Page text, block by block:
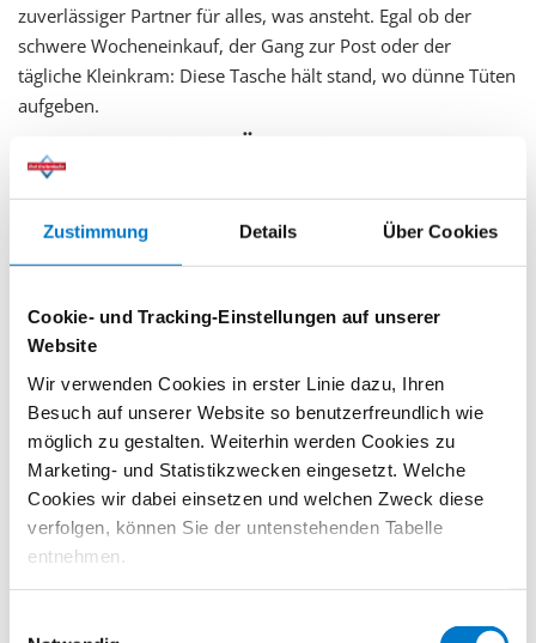
Zustimmung Details Über Cookies
Cookie- und Tracking-Einstellungen auf unserer
Website
Wir verwenden Cookies in erster Linie dazu, Ihren
Besuch auf unserer Website so benutzerfreundlich wie
möglich zu gestalten. Weiterhin werden Cookies zu
Marketing- und Statistikzwecken eingesetzt. Welche
Cookies wir dabei einsetzen und welchen Zweck diese
verfolgen, können Sie der untenstehenden Tabelle
entnehmen.
zuverlässiger Partner für alles, was ansteht. Egal ob der
schwere Wocheneinkauf, der Gang zur Post oder der
tägliche Kleinkram: Diese Tasche hält stand, wo dünne Tüten
aufgeben.
Deine Vorteile im Überblick:
Echte Tragkraft:Dank der verstärkten Nähte und des
dichten Gewebes kannst du auch schwere Vorräte
Umwelt und den Geldbeutel. Diese Tasche ist so
langlebig, dass er dich über Jahre hinweg begleiten
wird.
Angenehmer Transport:Die langen Henkel
ermöglichen es dir, die Tasche bequem über der
Schulter zu tragen, damit du die Hände für Wichtiges
frei hast.